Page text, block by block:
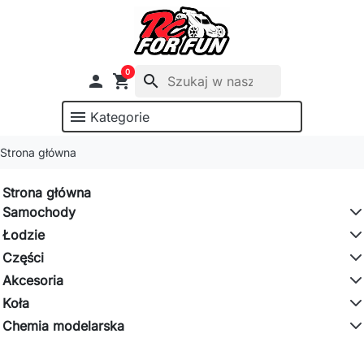
 shopping_cart
0
search
menu Kategorie
Strona główna
Strona główna
Samochody
Łodzie
Części
Akcesoria
Koła
Chemia modelarska